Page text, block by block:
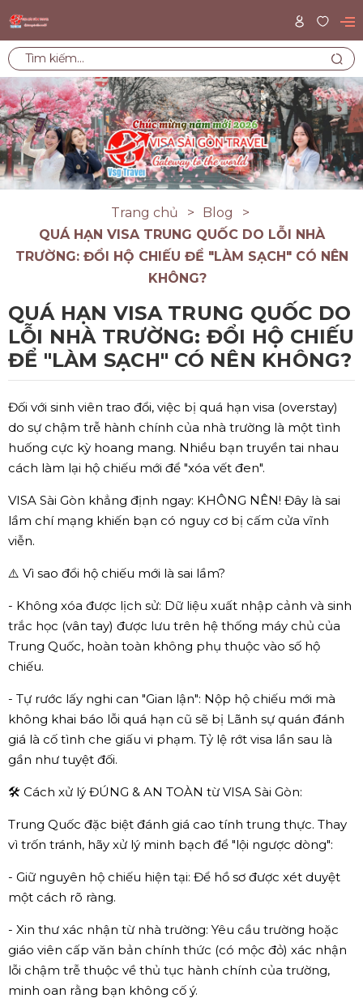
Trang chủ
Blog
QUÁ HẠN VISA TRUNG QUỐC DO LỖI NHÀ
TRƯỜNG: ĐỔI HỘ CHIẾU ĐỂ "LÀM SẠCH" CÓ NÊN
KHÔNG?
QUÁ HẠN VISA TRUNG QUỐC DO
LỖI NHÀ TRƯỜNG: ĐỔI HỘ CHIẾU
ĐỂ "LÀM SẠCH" CÓ NÊN KHÔNG?
Đối với sinh viên trao đổi, việc bị quá hạn visa (overstay)
do sự chậm trễ hành chính của nhà trường là một tình
huống cực kỳ hoang mang. Nhiều bạn truyền tai nhau
cách làm lại hộ chiếu mới để "xóa vết đen".
VISA Sài Gòn khẳng định ngay: KHÔNG NÊN! Đây là sai
lầm chí mạng khiến bạn có nguy cơ bị cấm cửa vĩnh
viễn.
⚠️ Vì sao đổi hộ chiếu mới là sai lầm?
- Không xóa được lịch sử: Dữ liệu xuất nhập cảnh và sinh
trắc học (vân tay) được lưu trên hệ thống máy chủ của
Trung Quốc, hoàn toàn không phụ thuộc vào số hộ
chiếu.
- Tự rước lấy nghi can "Gian lận": Nộp hộ chiếu mới mà
không khai báo lỗi quá hạn cũ sẽ bị Lãnh sự quán đánh
giá là cố tình che giấu vi phạm. Tỷ lệ rớt visa lần sau là
gần như tuyệt đối.
🛠️ Cách xử lý ĐÚNG & AN TOÀN từ VISA Sài Gòn:
Trung Quốc đặc biệt đánh giá cao tính trung thực. Thay
vì trốn tránh, hãy xử lý minh bạch để "lội ngược dòng":
- Giữ nguyên hộ chiếu hiện tại: Để hồ sơ được xét duyệt
một cách rõ ràng.
- Xin thư xác nhận từ nhà trường: Yêu cầu trường hoặc
giáo viên cấp văn bản chính thức (có mộc đỏ) xác nhận
lỗi chậm trễ thuộc về thủ tục hành chính của trường,
minh oan rằng bạn không cố ý.